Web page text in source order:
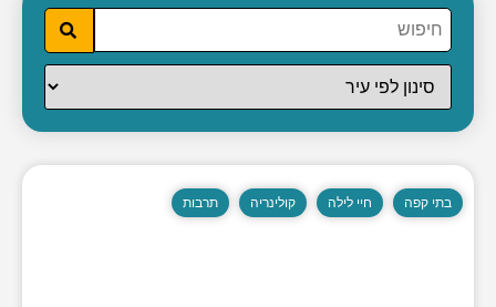
בתי קפה חיי לילה קולינריה תרבות